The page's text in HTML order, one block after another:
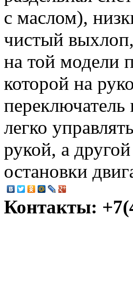
с маслом),
чистый
на той модели
которой на
переключатель
легко
рукой, а
остановки
Контакты: